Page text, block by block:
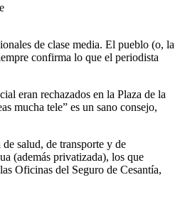
de clase media. El pueblo (o, la
confirma lo que el periodista
eran rechazados en la Plaza de la
mucha tele” es un sano consejo,
salud, de transporte y de
(además privatizada), los que
Oficinas del Seguro de Cesantía,